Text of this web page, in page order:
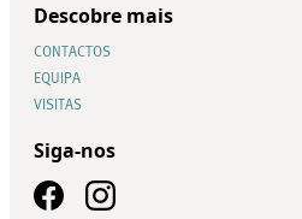
Descobre mais
CONTACTOS
EQUIPA
VISITAS
Siga-nos